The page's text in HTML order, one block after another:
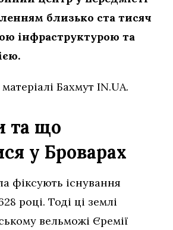
близько ста тисяч
інфраструктурою та
Бахмут IN.UA.
та що
у Броварах
фіксують існування
році. Тоді ці землі
вельможі Єремії